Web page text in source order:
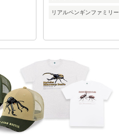
リアルペンギンファミリー